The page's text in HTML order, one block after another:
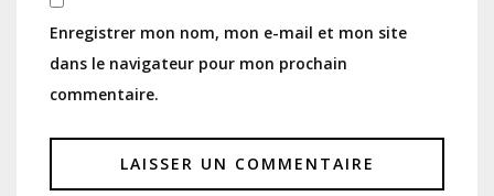
Enregistrer mon nom, mon e-mail et mon site
dans le navigateur pour mon prochain
commentaire.